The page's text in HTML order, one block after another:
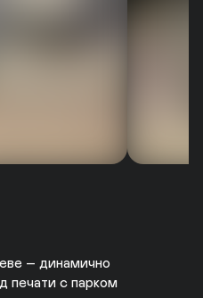
– динамично
печати с парком